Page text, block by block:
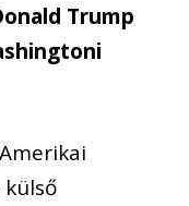
Trump
külső